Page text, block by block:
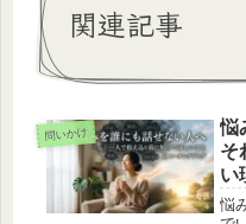
関連記事
問いかけ
悩
そ
い
悩